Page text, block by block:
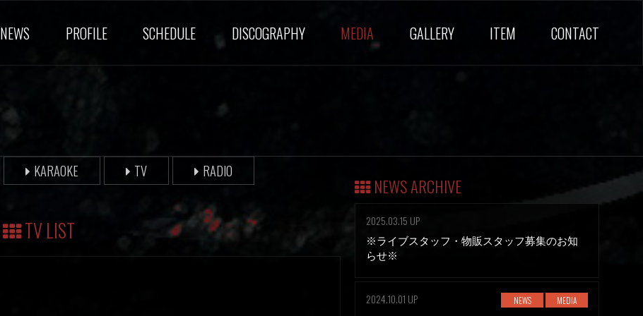
NEWS PROFILE SCHEDULE DISCOGRAPHY MEDIA GALLERY ITEM CONTACT
KARAOKE TV RADIO
TV LIST
NEWS ARCHIVE
2025.03.15 UP
※ライブスタッフ・物販スタッフ募集のお知
らせ※
2024.10.01 UP NEWS MEDIA